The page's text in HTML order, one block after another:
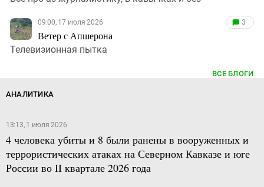
09:00, 17 июля 2026
Ветер с Апшерона
3
Телевизионная пытка
ВСЕ БЛОГИ
АНАЛИТИКА
13:13, 1 июля 2026
4 человека убиты и 8 были ранены в вооруженных и
террористических атаках на Северном Кавказе и юге
России во II квартале 2026 года